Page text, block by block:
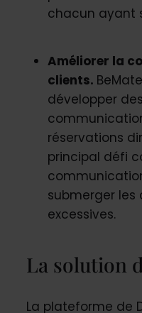
chacun ayant
Améliorer la
clients.
développer
réservations
principal défi
submerger les
excessives.
La solution
La plateforme de